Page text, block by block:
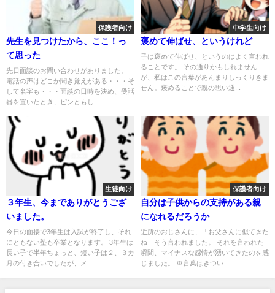
保護者向け
先生を見つけたから、ここ！っ
て思った
先日面談のお問い合わせがありました。
電話の声はどこか聞き覚えがある・・・そ
して名字も・・・面談の日時を決め、受話
器を置いたとき、ピンともし...
中学生向け
褒めて伸ばせ、というけれど
子は褒めて伸ばせ、というのはよく言われ
ることです。 その通りかもしれません
が、私はこの言葉があんまりしっくりきま
せん。褒めることで親の思い通...
生徒向け
３年生、今までありがとうござ
いました。
今日の面接で3年生は入試が終了し、それ
にともない塾も卒業となります。 3年生は
長い子で半年ちょっと、短い子は２、３カ
月の付き合いでしたが、メ...
保護者向け
自分は子供からの支持がある親
になれるだろうか
近所のおじさんに、「お父さんに似てきた
ね」そう言われました。 それを言われた
瞬間、マイナスな感情が湧いてきたのを感
じました。 ※言葉はきつい...